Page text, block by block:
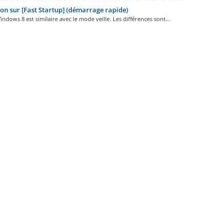
sur [Fast Startup] (démarrage rapide)
8 est similaire avec le mode veille. Les différences sont...